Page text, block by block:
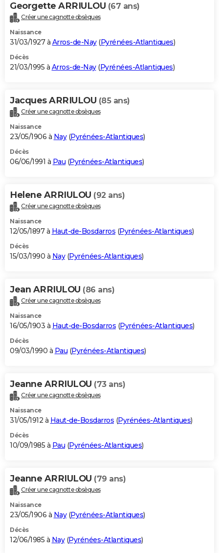
Georgette ARRIULOU (67 ans)
Créer une cagnotte obsèques
Naissance
31/03/1927 à Arros-de-Nay(Pyrénées-Atlantiques)
Décès
21/03/1995 à Arros-de-Nay(Pyrénées-Atlantiques)
Jacques ARRIULOU (85 ans)
Créer une cagnotte obsèques
Naissance
23/05/1906 à Nay(Pyrénées-Atlantiques)
Décès
06/06/1991 à Pau (Pyrénées-Atlantiques)
Helene ARRIULOU (92 ans)
Créer une cagnotte obsèques
Naissance
12/05/1897 à Haut-de-Bosdarros (Pyrénées-Atlantiques)
Décès
15/03/1990 à Nay(Pyrénées-Atlantiques)
Jean ARRIULOU (86 ans)
Créer une cagnotte obsèques
Naissance
16/05/1903 à Haut-de-Bosdarros (Pyrénées-Atlantiques)
Décès
09/03/1990 à Pau (Pyrénées-Atlantiques)
Jeanne ARRIULOU (73 ans)
Créer une cagnotte obsèques
Naissance
31/05/1912 à Haut-de-Bosdarros (Pyrénées-Atlantiques)
Décès
10/09/1985 à Pau (Pyrénées-Atlantiques)
Jeanne ARRIULOU (79 ans)
Créer une cagnotte obsèques
Naissance
23/05/1906 à Nay(Pyrénées-Atlantiques)
Décès
12/06/1985 à Nay(Pyrénées-Atlantiques)